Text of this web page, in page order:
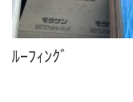
ﾙｰﾌｨﾝｸﾞ